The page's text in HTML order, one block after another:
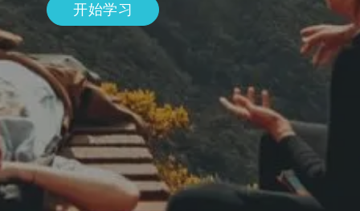
开始学习